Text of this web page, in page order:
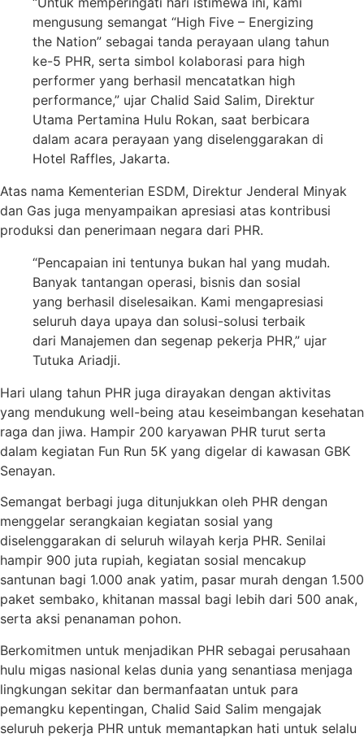
mengusung semangat “High Five – Energizing
the Nation” sebagai tanda perayaan ulang tahun
ke-5 PHR, serta simbol kolaborasi para high
performer yang berhasil mencatatkan high
performance,” ujar Chalid Said Salim, Direktur
Utama Pertamina Hulu Rokan, saat berbicara
dalam acara perayaan yang diselenggarakan di
Hotel Raffles, Jakarta.
Atas nama Kementerian ESDM, Direktur Jenderal Minyak
dan Gas juga menyampaikan apresiasi atas kontribusi
produksi dan penerimaan negara dari PHR.
“Pencapaian ini tentunya bukan hal yang mudah.
Banyak tantangan operasi, bisnis dan sosial
yang berhasil diselesaikan. Kami mengapresiasi
seluruh daya upaya dan solusi-solusi terbaik
dari Manajemen dan segenap pekerja PHR,” ujar
Tutuka Ariadji.
Hari ulang tahun PHR juga dirayakan dengan aktivitas
yang mendukung well-being atau keseimbangan kesehatan
raga dan jiwa. Hampir 200 karyawan PHR turut serta
dalam kegiatan Fun Run 5K yang digelar di kawasan GBK
Senayan.
Semangat berbagi juga ditunjukkan oleh PHR dengan
menggelar serangkaian kegiatan sosial yang
diselenggarakan di seluruh wilayah kerja PHR. Senilai
hampir 900 juta rupiah, kegiatan sosial mencakup
santunan bagi 1.000 anak yatim, pasar murah dengan 1.500
paket sembako, khitanan massal bagi lebih dari 500 anak,
serta aksi penanaman pohon.
Berkomitmen untuk menjadikan PHR sebagai perusahaan
hulu migas nasional kelas dunia yang senantiasa menjaga
lingkungan sekitar dan bermanfaatan untuk para
pemangku kepentingan, Chalid Said Salim mengajak
seluruh pekerja PHR untuk memantapkan hati untuk selalu